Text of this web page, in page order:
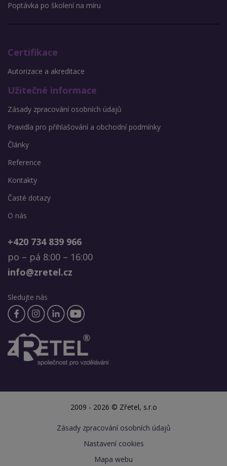
Poptávka po školení na míru
Certifikace
Autorizace a akreditace
Užitečné informace
Zásady zpracování osobních údajů
Pravidla pro přihlašování a obchodní podmínky
Články
Reference
Kontakty
Časté dotazy
O nás
+420 734 839 966
po – pá 8:00 – 16:00
info@zretel.cz
Sledujte nás
2009 - 2026 © Zřetel, s.r.o
Zásady zpracování osobních údajů
Nastavení cookies
Mapa webu